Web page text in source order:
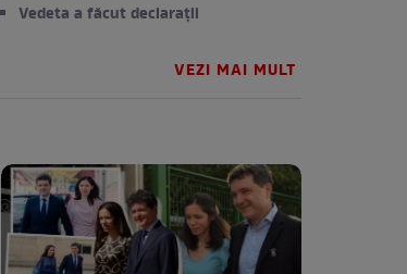
Vedeta a făcut declarații
VEZI MAI MULT